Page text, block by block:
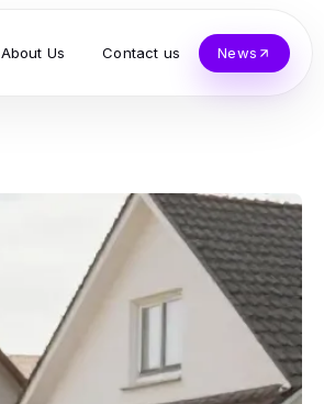
About Us Contact us News